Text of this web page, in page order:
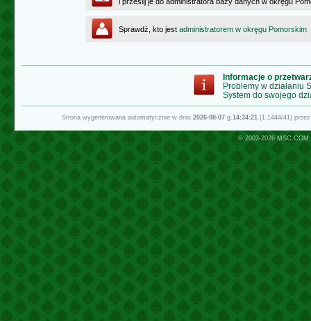
Sprawdź, kto jest administratorem w okręgu Pomorskim
Informacje o
Problemy w działaniu
System do swojego
Strona wygenerowana automatycznie w dniu 2026-08-07g.14:34:21(1.1444/41)
© 2003-2026